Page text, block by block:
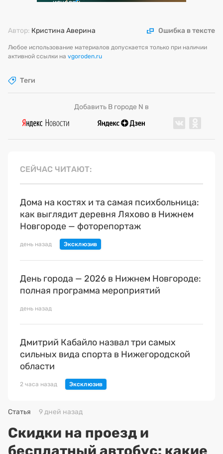
Автор: Кристина Аверина Ошибка в тексте
Любое использование материалов допускается только при наличии
активной ссылки на vgoroden.ru
Теги
Добавить В городе N в
СЕЙЧАС ЧИТАЮТ
Дома на костях и та самая психбольница:
как выглядит деревня Ляхово в Нижнем
Новгороде — фоторепортаж
день назад
День города — 2026 в Нижнем Новгороде:
полная программа мероприятий
день назад
Дмитрий Кабайло назвал три самых
сильных вида спорта в Нижегородской
области
2 часа назад
Статья 9 дней назад
Скидки на проезд и
бесплатный автобус: какие